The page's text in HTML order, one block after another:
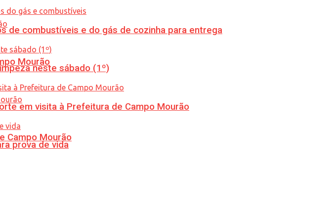
Mourão
Campo Mourão
de combustíveis e do gás de cozinha para entrega
neste sábado (1º)
em visita à Prefeitura de Campo Mourão
prova de vida